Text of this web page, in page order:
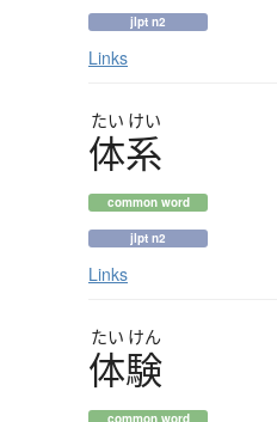
jlpt n2
Links
たい けい
体系
common word
jlpt n2
Links
たい けん
体験